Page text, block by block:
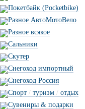
Покетбайк (Pocketbike)
Разное АвтоМотоВело
Разное всякое
Сальники
Скутер
Снегоход импортный
Снегоход Россия
Спорт / туризм / отдых
Сувениры & подарки